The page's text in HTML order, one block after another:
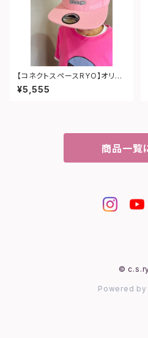
【コネクトスペースRYO】オリジ
ナルロゴ キャップ（ピンク）
¥5,555
商品一覧
©
Powered by